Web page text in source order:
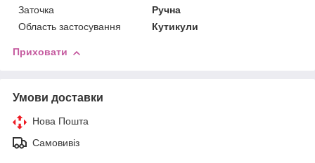
Заточка
Ручна
Область застосування
Кутикули
Приховати
Умови доставки
Нова Пошта
Самовивіз